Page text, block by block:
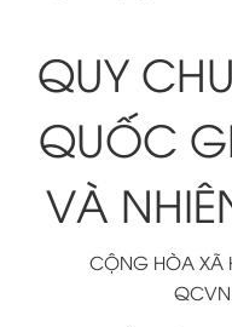
QUY
QUỐC
VÀ
CỘNG HÒA XÃ
QCVN